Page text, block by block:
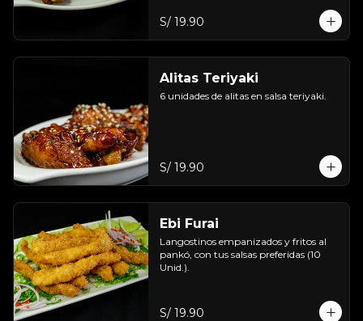
S/ 19.90
Alitas Teriyaki
6 unidades de alitas en salsa teriyaki.
S/ 19.90
Ebi Furai
Langostinos empanizados y fritos al
pankó, con tus salsas preferidas (10
Unid.).
S/ 19.90